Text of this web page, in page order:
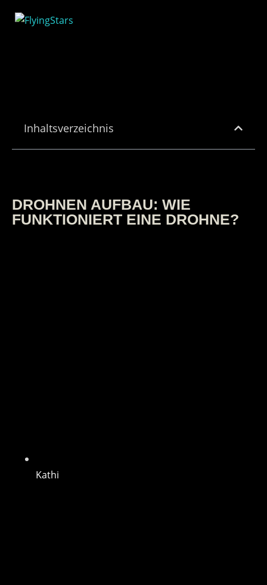
Inhaltsverzeichnis
DROHNEN AUFBAU: WIE
FUNKTIONIERT EINE DROHNE?
Kathi